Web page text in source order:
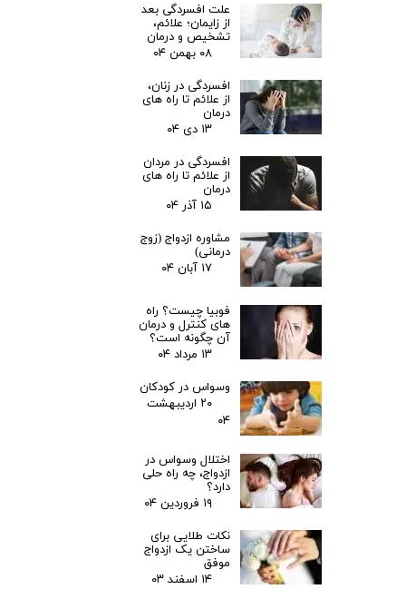
علت افسردگی بعد
از زایمان؛ علائم،
تشخیص و درمان
۰۸ بهمن ۰۴
افسردگی در زنان،
از علائم تا راه های
درمان
۱۳ دی ۰۴
افسردگی در مردان
از علائم تا راه های
درمان
۱۵ آذر ۰۴
مشاوره ازدواج (زوج
درمانی)
۱۷ آبان ۰۴
فوبیا چیست؟ راه
های کنترل و درمان
آن چگونه است؟
۱۳ مرداد ۰۴
وسواس در کودکان
۲۰ اردیبهشت
۰۴
اختلال وسواس در
ازدواج، چه راه حلی
دارد؟
۱۹ فروردین ۰۴
نکات طلایی برای
ساختن یک ازدواج
موفق
۱۴ اسفند ۰۳